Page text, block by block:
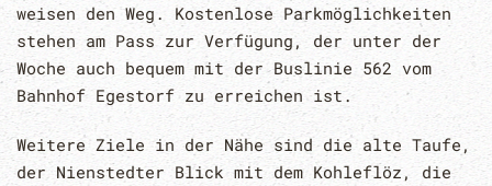
weisen den Weg. Kostenlose Parkmöglichkeiten
stehen am Pass zur Verfügung, der unter der
Woche auch bequem mit der Buslinie 562 vom
Bahnhof Egestorf zu erreichen ist.
Weitere Ziele in der Nähe sind die alte Taufe,
der Nienstedter Blick mit dem Kohleflöz, die